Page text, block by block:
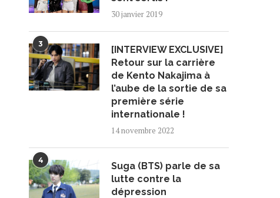
30 janvier 2019
3
[INTERVIEW EXCLUSIVE]
Retour sur la carrière
de Kento Nakajima à
l’aube de la sortie de sa
première série
internationale !
14 novembre 2022
4
Suga (BTS) parle de sa
lutte contre la
dépression